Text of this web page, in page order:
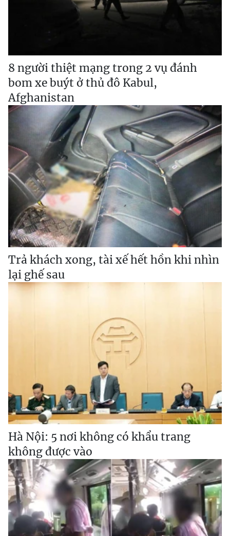
8 người thiệt mạng trong 2 vụ đánh
bom xe buýt ở thủ đô Kabul,
Afghanistan
Trả khách xong, tài xế hết hồn khi nhìn
lại ghế sau
Hà Nội: 5 nơi không có khẩu trang
không được vào